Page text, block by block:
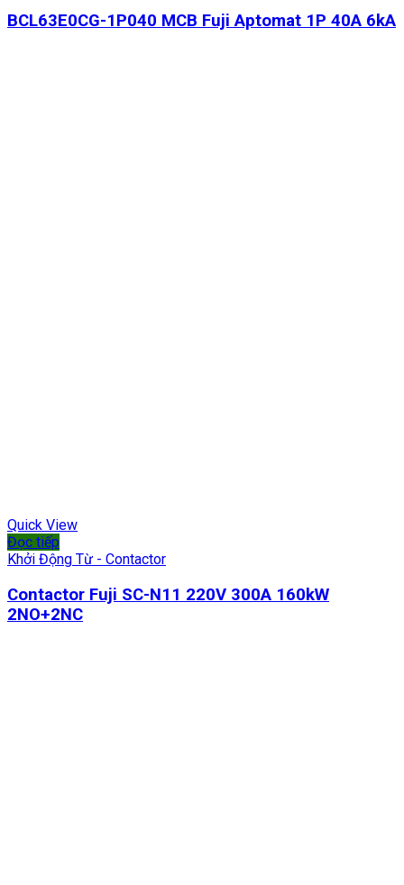
BCL63E0CG-1P040 MCB Fuji Aptomat 1P 40A 6kA
Quick View
Đọc tiếp
Khởi Động Từ - Contactor
Contactor Fuji SC-N11 220V 300A 160kW
2NO+2NC